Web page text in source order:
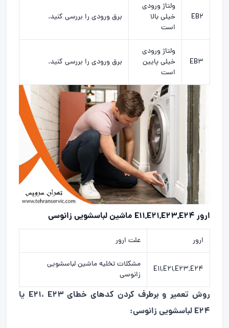
EB2
ولتاژ ورودی
خیلی بالا
است
برق ورودی را بررسی کنید.
EB3
ولتاژ ورودی
خیلی پایین
است
برق ورودی را بررسی کنید.
ارور E11,E21,E23,E24 ماشین لباسشویی زانوسی
ارور علت ارور
E11,E21,E23,E24
مشکلات تخلیه ماشین لباسشویی
زانوسی
روش تعمیر و برطرف کردن کدهای خطای E21، E23 یا
E24 لباسشویی زانوسی: